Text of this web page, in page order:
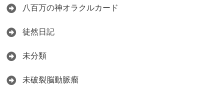
八百万の神オラクルカード
徒然日記
未分類
未破裂脳動脈瘤